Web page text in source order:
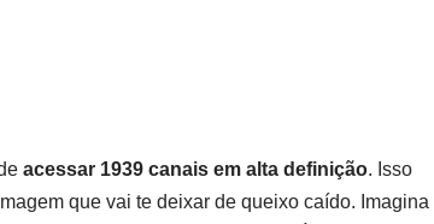
acessar 1939 canais em alta definição. Isso
que vai te deixar de queixo caído. Imagina